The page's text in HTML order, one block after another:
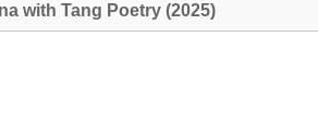
with Tang Poetry (2025)